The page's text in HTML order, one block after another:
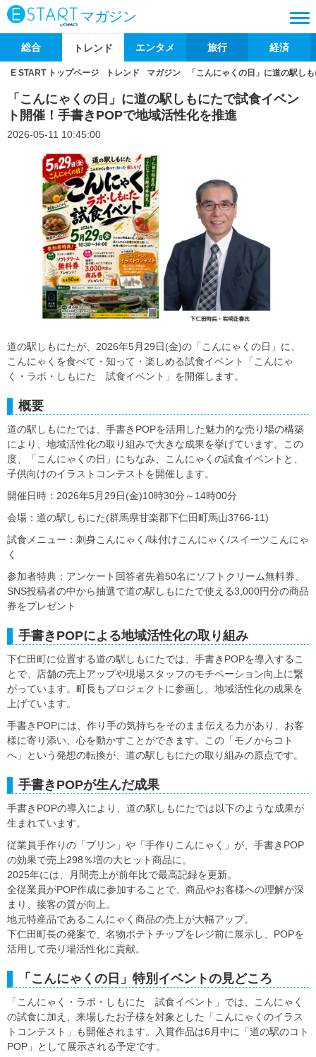
マガジン
総合 トレンド エンタメ 旅行 経済
E START トップページ トレンド マガジン 「こんにゃくの日」に道の駅し
「こんにゃくの日」に道の駅しもにたで試食イベン
ト開催！手書きPOPで地域活性化を推進
2026-05-11 10:45:00
道の駅しもにたが、2026年5月29日(金)の「こんにゃくの日」に、
こんにゃくを食べて・知って・楽しめる試食イベント「こんにゃ
く・ラボ・しもにた 試食イベント」を開催します。
概要
道の駅しもにたでは、手書きPOPを活用した魅力的な売り場の構築
により、地域活性化の取り組みで大きな成果を挙げています。この
度、「こんにゃくの日」にちなみ、こんにゃくの試食イベントと、
子供向けのイラストコンテストを開催します。
開催日時：2026年5月29日(金)10時30分～14時00分
会場：道の駅しもにた(群馬県甘楽郡下仁田町馬山3766-11)
試食メニュー：刺身こんにゃく/味付けこんにゃく/スイーツこんにゃ
く
参加者特典：アンケート回答者先着50名にソフトクリーム無料券、
SNS投稿者の中から抽選で道の駅しもにたで使える3,000円分の商品
券をプレゼント
手書きPOPによる地域活性化の取り組み
下仁田町に位置する道の駅しもにたでは、手書きPOPを導入するこ
とで、店舗の売上アップや現場スタッフのモチベーション向上に繋
がっています。町長もプロジェクトに参画し、地域活性化の成果を
上げています。
手書きPOPには、作り手の気持ちをそのまま伝える力があり、お客
様に寄り添い、心を動かすことができます。この「モノからコト
へ」という発想の転換が、道の駅しもにたの取り組みの原点です。
手書きPOPが生んだ成果
手書きPOPの導入により、道の駅しもにたでは以下のような成果が
生まれています。
従業員手作りの「プリン」や「手作りこんにゃく」が、手書きPOP
の効果で売上298％増の大ヒット商品に。
2025年には、月間売上が前年比で最高記録を更新。
全従業員がPOP作成に参加することで、商品やお客様への理解が深
まり、接客の質が向上。
地元特産品であるこんにゃく商品の売上が大幅アップ。
下仁田町長の発案で、名物ポテトチップをレジ前に展示し、POPを
活用して売り場活性化に貢献。
「こんにゃくの日」特別イベントの見どころ
「こんにゃく・ラボ・しもにた 試食イベント」では、こんにゃく
の試食に加え、来場したお子様を対象とした「こんにゃくのイラス
トコンテスト」も開催されます。入賞作品は6月中に「道の駅のコト
POP」として展示される予定です。